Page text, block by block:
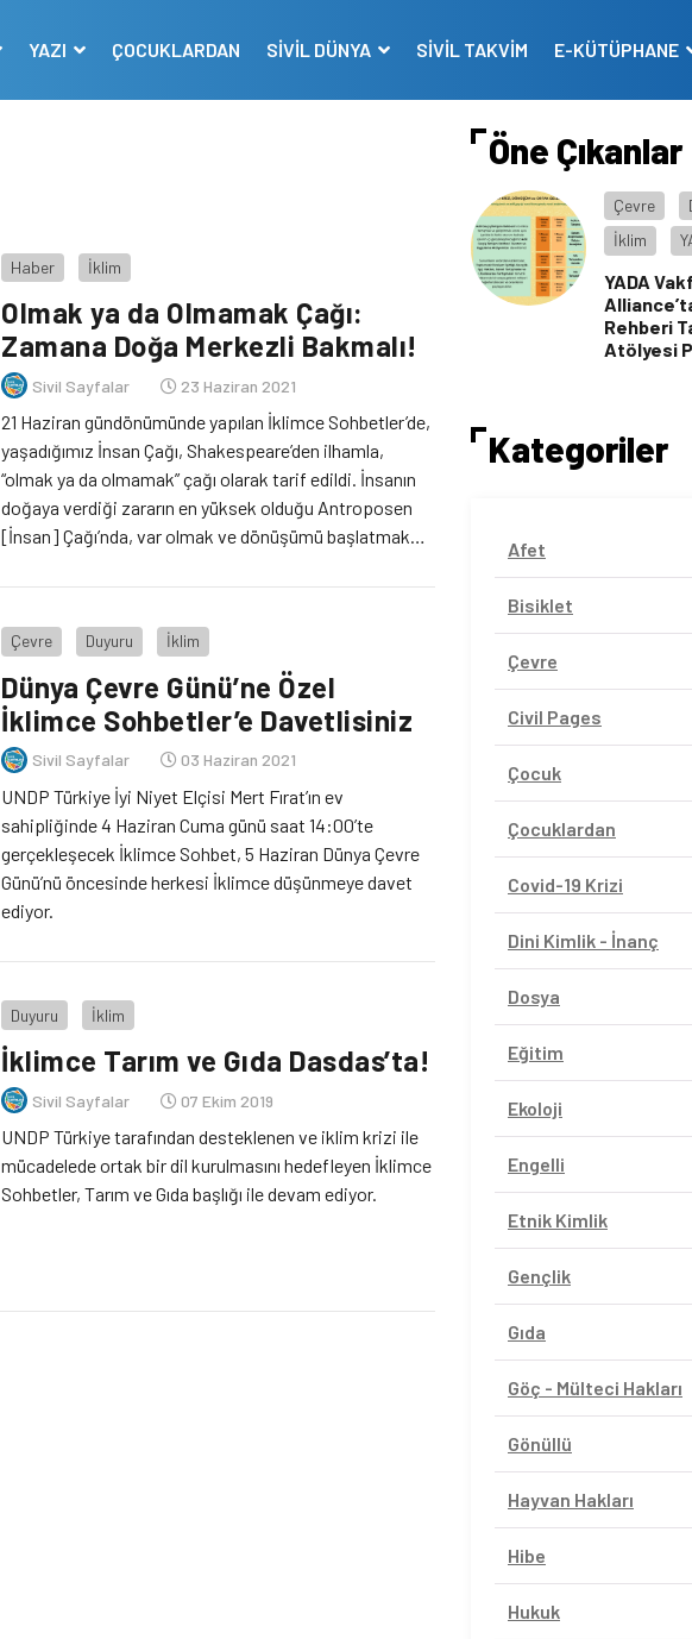
YAZI ÇOCUKLARDAN SİVİL DÜNYA SİVİL TAKVİM E-KÜTÜPHANE
Haber İklim
Olmak ya da Olmamak Çağı:
Zamana Doğa Merkezli Bakmalı!
Sivil Sayfalar 23 Haziran 2021
21 Haziran gündönümünde yapılan İklimce Sohbetler’de,
yaşadığımız İnsan Çağı, Shakespeare’den ilhamla,
“olmak ya da olmamak” çağı olarak tarif edildi. İnsanın
doğaya verdiği zararın en yüksek olduğu Antroposen
[İnsan] Çağı’nda, var olmak ve dönüşümü başlatmak
bakış açısıyla yeniden kavramak gerekiyor.
Çevre Duyuru İklim
Dünya Çevre Günü’ne Özel
İklimce Sohbetler’e Davetlisiniz
Sivil Sayfalar 03 Haziran 2021
UNDP Türkiye İyi Niyet Elçisi Mert Fırat’ın ev
sahipliğinde 4 Haziran Cuma günü saat 14:00’te
gerçekleşecek İklimce Sohbet, 5 Haziran Dünya Çevre
Günü’nü öncesinde herkesi İklimce düşünmeye davet
ediyor.
Duyuru İklim
İklimce Tarım ve Gıda Dasdas’ta!
Sivil Sayfalar 07 Ekim 2019
UNDP Türkiye tarafından desteklenen ve iklim krizi ile
mücadelede ortak bir dil kurulmasını hedefleyen İklimce
Sohbetler, Tarım ve Gıda başlığı ile devam ediyor.
Öne Çıkanlar
Çevre
İklim
YADA
Rehberi
Atölyesi
Kategoriler
Afet
Bisiklet
Çevre
Civil Pages
Çocuk
Çocuklardan
Covid-19 Krizi
Dini Kimlik - İnanç
Dosya
Eğitim
Ekoloji
Engelli
Etnik Kimlik
Gençlik
Gıda
Göç - Mülteci Hakları
Gönüllü
Hayvan Hakları
Hibe
Hukuk